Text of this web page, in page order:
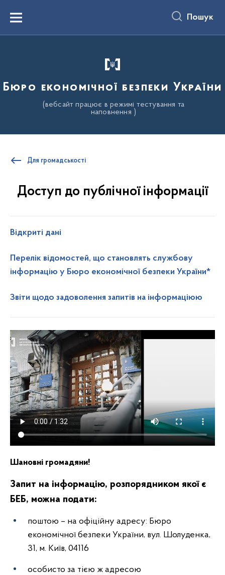
вмістуMenu Пошук
Бюро економічної безпеки України
(вебсайт працює в режимі тестування та
наповнення )
Для громадськості
Доступ до публічної інформації
Відкриті дані
Перелік відомостей, що становлять службову
інформацію у Бюро економічної безпеки України*
Звіти щодо задоволення запитів на інформаціюю
Шановні громадяни!
Запит на інформацію, розпорядником якої є
БЕБ, можна подати:
поштою – на офіційну адресу: Бюро
економічної безпеки України, вул. Шолуденка,
31, м. Київ, 04116
особисто за тією ж адресою